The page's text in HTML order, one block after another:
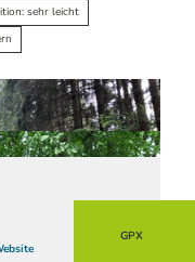
sehr leicht
GPX